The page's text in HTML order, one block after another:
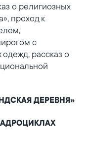
о религиозных
проход к
с
рассказ о
ДЕРЕВНЯ»